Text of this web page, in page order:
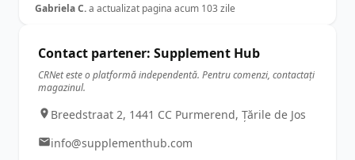
Gabriela C.a actualizat pagina acum 103 zile
Contact partener: Supplement Hub
CRNet este o platformă independentă. Pentru comenzi, contactați
magazinul.
Breedstraat 2, 1441 CC Purmerend, Țările de Jos
info@supplementhub.com